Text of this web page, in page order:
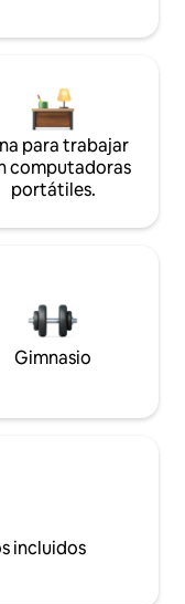
para trabajar
computadoras
portátiles.
Gimnasio
incluidos